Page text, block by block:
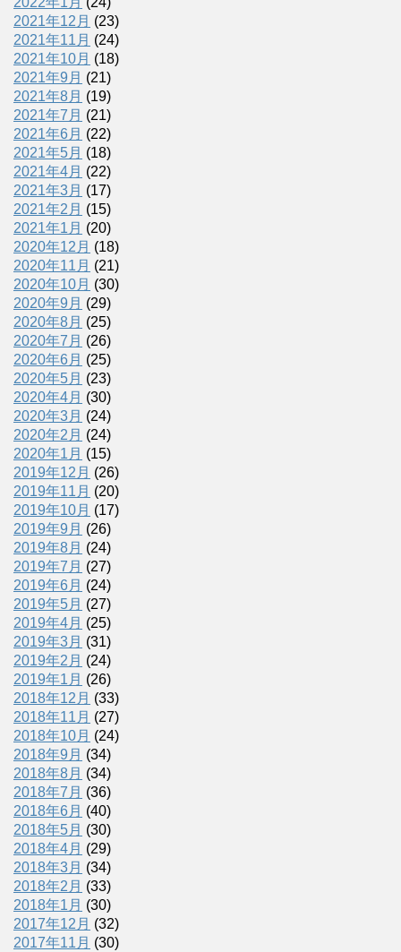
2021年12月 (23)
2021年11月 (24)
2021年10月 (18)
2021年9月 (21)
2021年8月 (19)
2021年7月 (21)
2021年6月 (22)
2021年5月 (18)
2021年4月 (22)
2021年3月 (17)
2021年2月 (15)
2021年1月 (20)
2020年12月 (18)
2020年11月 (21)
2020年10月 (30)
2020年9月 (29)
2020年8月 (25)
2020年7月 (26)
2020年6月 (25)
2020年5月 (23)
2020年4月 (30)
2020年3月 (24)
2020年2月 (24)
2020年1月 (15)
2019年12月 (26)
2019年11月 (20)
2019年10月 (17)
2019年9月 (26)
2019年8月 (24)
2019年7月 (27)
2019年6月 (24)
2019年5月 (27)
2019年4月 (25)
2019年3月 (31)
2019年2月 (24)
2019年1月 (26)
2018年12月 (33)
2018年11月 (27)
2018年10月 (24)
2018年9月 (34)
2018年8月 (34)
2018年7月 (36)
2018年6月 (40)
2018年5月 (30)
2018年4月 (29)
2018年3月 (34)
2018年2月 (33)
2018年1月 (30)
2017年12月 (32)
2017年11月 (30)